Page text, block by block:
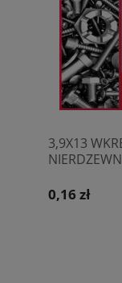
3,9X13
0,16 zł